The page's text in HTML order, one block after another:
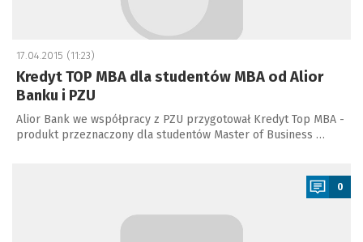
17.04.2015 (11:23)
Kredyt TOP MBA dla studentów MBA od Alior
Banku i PZU
Alior Bank we współpracy z PZU przygotował Kredyt Top MBA -
produkt przeznaczony dla studentów Master of Business …
0